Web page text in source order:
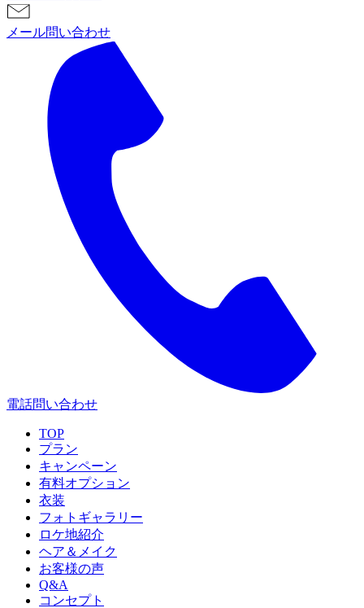
メール問い合わせ
電話問い合わせ
TOP
プラン
キャンペーン
有料オプション
衣装
フォトギャラリー
ロケ地紹介
ヘア＆メイク
お客様の声
Q&A
コンセプト